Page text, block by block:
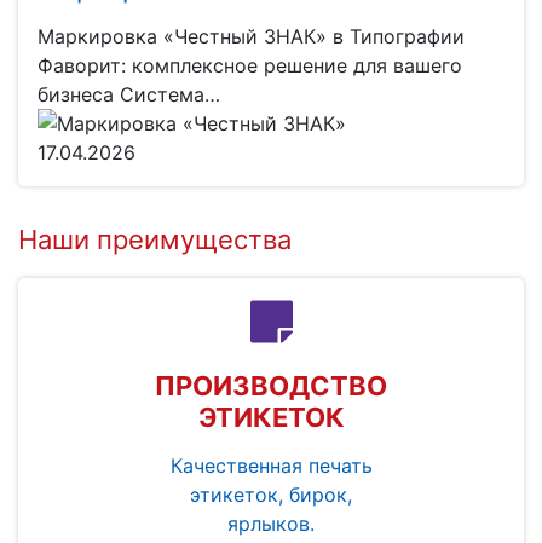
Маркировка «Честный ЗНАК» в Типографии
Фаворит: комплексное решение для вашего
бизнеса Система…
17.04.2026
Наши преимущества
ПРОИЗВОДСТВО
ЭТИКЕТОК
Качественная печать
этикеток, бирок,
ярлыков.